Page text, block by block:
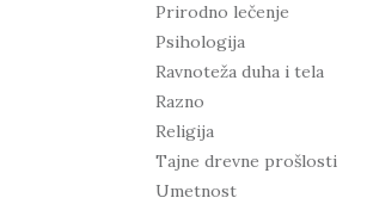
Prirodno lečenje
Psihologija
Ravnoteža duha i tela
Razno
Religija
Tajne drevne prošlosti
Umetnost